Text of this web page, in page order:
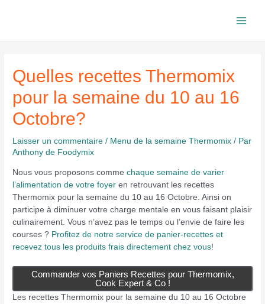
Quelles recettes Thermomix
pour la semaine du 10 au 16
Octobre?
Laisser un commentaire / Menu de la semaine Thermomix / Par
Anthony de Foodymix
Nous vous proposons commechaque semaine de varier
l’alimentation de votre foyer en retrouvant les recettes
Thermomix pour la semaine du 10 au 16 Octobre. Ainsi on
participe à diminuer votre charge mentale en vous faisant plaisir
culinairement. Vous n’avez pas le temps ou l’envie de faire les
courses ? Profitez de notre service de panier-recettes et
recevez tous les produits frais directement chez vous!
Commander vos Paniers Recettes pour Thermomix,
Cook Expert & Co !
Les recettes Thermomix pour la semaine du 10 au 16 Octobre